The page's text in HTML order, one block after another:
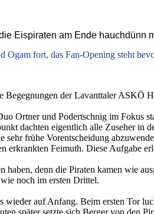
Eispiraten am Ende hauchdünn
Ogam fort, das Fan-Opening steht
Begegnungen der Lavanttaler
Ortner und Podertschnig im Fokus
dachten eigentlich alle Zuseher in
frühe Vorentscheidung
erkrankten Feimuth. Diese Aufgabe
denn die Piraten kamen wie
noch im ersten Drittel.
auf Anfang. Beim ersten Tor
später setzte sich Berger von den